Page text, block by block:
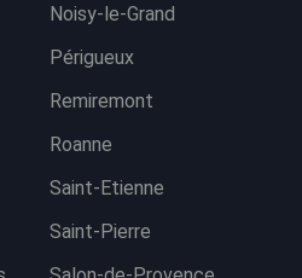
Noisy-le-Grand
Périgueux
Remiremont
Roanne
Saint-Etienne
Saint-Pierre